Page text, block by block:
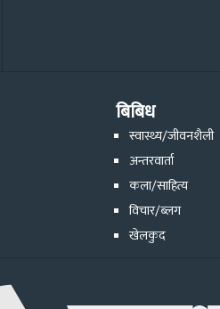
बिबिध
स्वास्थ्य/जीवनशैली
अन्तरवार्ता
कला/साहित्य
विचार/ब्लग
खेलकुद